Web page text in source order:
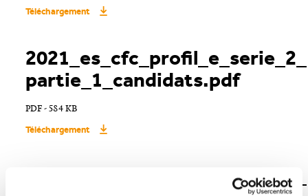
Téléchargement
2021_es_cfc_profil_e_serie_2_
partie_1_candidats.pdf
PDF - 584 KB
Téléchargement
2021_es_cfc_profil_e_serie_2_